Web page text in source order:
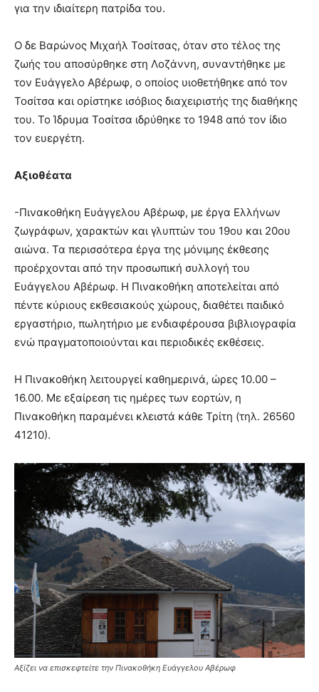
για την ιδιαίτερη πατρίδα του.
Ο δε Βαρώνος Μιχαήλ Τοσίτσας, όταν στο τέλος της
ζωής του αποσύρθηκε στη Λοζάννη, συναντήθηκε με
τον Ευάγγελο Αβέρωφ, ο οποίος υιοθετήθηκε από τον
Τοσίτσα και ορίστηκε ισόβιος διαχειριστής της διαθήκης
του. Το Ίδρυμα Τοσίτσα ιδρύθηκε το 1948 από τον ίδιο
τον ευεργέτη.
Αξιοθέατα
-Πινακοθήκη Ευάγγελου Αβέρωφ, με έργα Ελλήνων
ζωγράφων, χαρακτών και γλυπτών του 19ου και 20ου
αιώνα. Τα περισσότερα έργα της μόνιμης έκθεσης
προέρχονται από την προσωπική συλλογή του
Ευάγγελου Αβέρωφ. Η Πινακοθήκη αποτελείται από
πέντε κύριους εκθεσιακούς χώρους, διαθέτει παιδικό
εργαστήριο, πωλητήριο με ενδιαφέρουσα βιβλιογραφία
ενώ πραγματοποιούνται και περιοδικές εκθέσεις.
Η Πινακοθήκη λειτουργεί καθημερινά, ώρες 10.00 –
16.00. Με εξαίρεση τις ημέρες των εορτών, η
Πινακοθήκη παραμένει κλειστά κάθε Τρίτη (τηλ. 26560
41210).
Αξίζει να επισκεφτείτε την Πινακοθήκη Ευάγγελου Αβέρωφ